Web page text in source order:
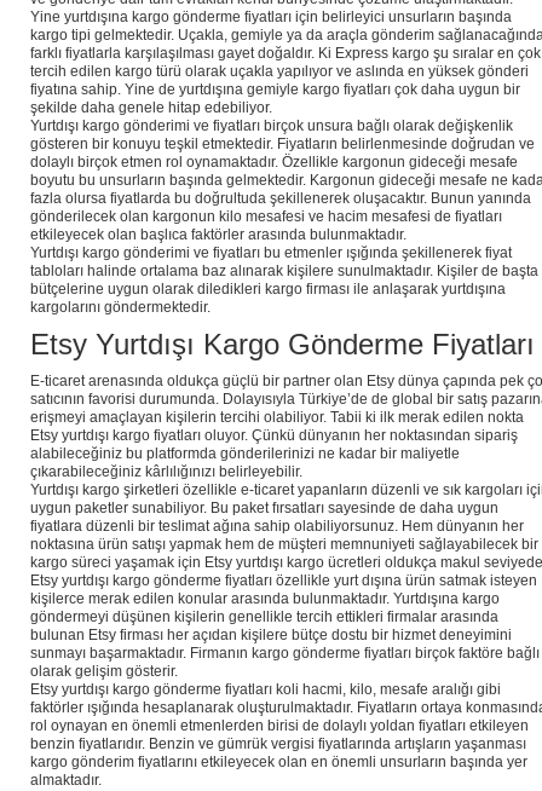
Yine yurtdışına kargo gönderme fiyatları için belirleyici unsurların başında
kargo tipi gelmektedir. Uçakla, gemiyle ya da araçla gönderim
farklı fiyatlarla karşılaşılması gayet doğaldır. Ki Express kargo şu sıralar en çok
tercih edilen kargo türü olarak uçakla yapılıyor ve aslında en yüksek gönderi
fiyatına sahip. Yine de yurtdışına gemiyle kargo fiyatları çok daha uygun bir
şekilde daha genele hitap edebiliyor.
Yurtdışı kargo gönderimi ve fiyatları birçok unsura bağlı olarak değişkenlik
gösteren bir konuyu teşkil etmektedir. Fiyatların belirlenmesinde doğrudan ve
dolaylı birçok etmen rol oynamaktadır. Özellikle kargonun gideceği mesafe
boyutu bu unsurların başında gelmektedir. Kargonun gideceği mesafe ne
fazla olursa fiyatlarda bu doğrultuda şekillenerek oluşacaktır. Bunun yanında
gönderilecek olan kargonun kilo mesafesi ve hacim mesafesi de fiyatları
etkileyecek olan başlıca faktörler arasında bulunmaktadır.
Yurtdışı kargo gönderimi ve fiyatları bu etmenler ışığında şekillenerek fiyat
tabloları halinde ortalama baz alınarak kişilere sunulmaktadır. Kişiler de başta
bütçelerine uygun olarak diledikleri kargo firması ile anlaşarak yurtdışına
kargolarını göndermektedir.
Etsy Yurtdışı Kargo Gönderme Fiyatları
E-ticaret arenasında oldukça güçlü bir partner olan Etsy dünya çapında pek
satıcının favorisi durumunda. Dolayısıyla Türkiye’de de global bir satış
erişmeyi amaçlayan kişilerin tercihi olabiliyor. Tabii ki ilk merak edilen nokta
Etsy yurtdışı kargo fiyatları oluyor. Çünkü dünyanın her noktasından sipariş
alabileceğiniz bu platformda gönderilerinizi ne kadar bir maliyetle
çıkarabileceğiniz kârlılığınızı belirleyebilir.
Yurtdışı kargo şirketleri özellikle e-ticaret yapanların düzenli ve sık kargoları
uygun paketler sunabiliyor. Bu paket fırsatları sayesinde de daha uygun
fiyatlara düzenli bir teslimat ağına sahip olabiliyorsunuz. Hem dünyanın her
noktasına ürün satışı yapmak hem de müşteri memnuniyeti sağlayabilecek bir
kargo süreci yaşamak için Etsy yurtdışı kargo ücretleri oldukça makul
Etsy yurtdışı kargo gönderme fiyatları özellikle yurt dışına ürün satmak isteyen
kişilerce merak edilen konular arasında bulunmaktadır. Yurtdışına kargo
göndermeyi düşünen kişilerin genellikle tercih ettikleri firmalar arasında
bulunan Etsy firması her açıdan kişilere bütçe dostu bir hizmet deneyimini
sunmayı başarmaktadır. Firmanın kargo gönderme fiyatları birçok faktöre bağlı
olarak gelişim gösterir.
Etsy yurtdışı kargo gönderme fiyatları koli hacmi, kilo, mesafe aralığı gibi
faktörler ışığında hesaplanarak oluşturulmaktadır. Fiyatların ortaya
rol oynayan en önemli etmenlerden birisi de dolaylı yoldan fiyatları etkileyen
benzin fiyatlarıdır. Benzin ve gümrük vergisi fiyatlarında artışların yaşanması
kargo gönderim fiyatlarını etkileyecek olan en önemli unsurların başında yer
almaktadır.